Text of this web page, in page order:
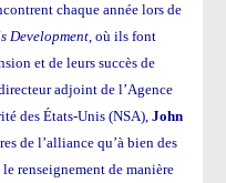
chaque année lors de
Development, où ils font
et de leurs succès de
adjoint de l’Agence
des États-Unis (NSA), John
de l’alliance qu’à bien des
renseignement de manière